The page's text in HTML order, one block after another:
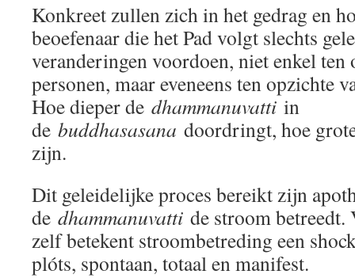
Konkreet zullen zich in het gedrag en
beoefenaar die het Pad volgt slechts
veranderingen voordoen, niet enkel ten
personen, maar eveneens ten opzichte
Hoe dieper de dhammanuvatti in
de buddhasasana doordringt, hoe
zijn.
Dit geleidelijke proces bereikt zijn
de dhammanuvatti de stroom betreedt.
zelf betekent stroombetreding een
plóts, spontaan, totaal en manifest.